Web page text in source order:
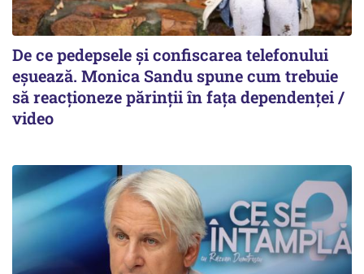
De ce pedepsele și confiscarea telefonului
eșuează. Monica Sandu spune cum trebuie
să reacționeze părinții în fața dependenței /
video